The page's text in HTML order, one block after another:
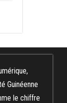
Guinéenne
le chiffre